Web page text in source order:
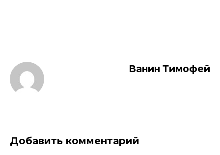
Ванин Тимофей
Добавить комментарий